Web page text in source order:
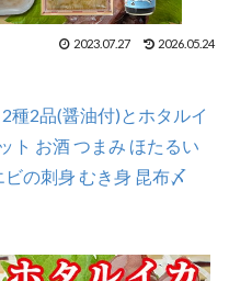
2023.07.27 2026.05.24
種2品(醤油付)とホタルイ
ト お酒 つまみ ほたるい
の刺身 むき身 昆布〆